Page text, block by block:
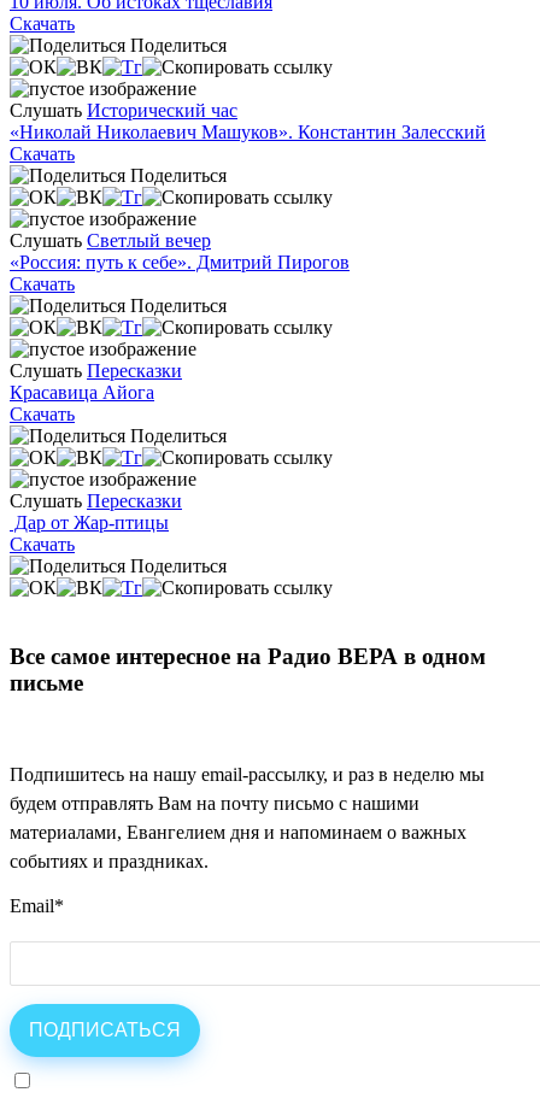
Скачать
Поделиться
Слушать Исторический час
«Николай Николаевич Машуков». Константин Залесский
Скачать
Поделиться
Слушать Светлый вечер
«Россия: путь к себе». Дмитрий Пирогов
Скачать
Поделиться
Слушать Пересказки
Красавица Айога
Скачать
Поделиться
Слушать Пересказки
Дар от Жар-птицы
Скачать
Поделиться
Все самое интересное на Радио ВЕРА в одном
письме
Подпишитесь на нашу email-рассылку, и раз в неделю мы
будем отправлять Вам на почту письмо с нашими
материалами, Евангелием дня и напоминаем о важных
событиях и праздниках.
Email*